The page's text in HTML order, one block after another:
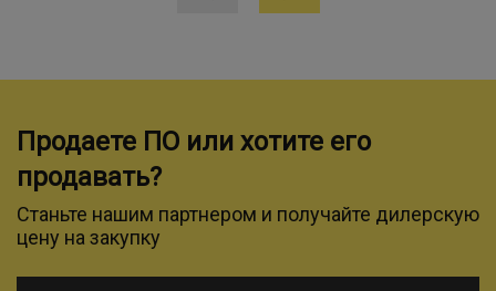
Продаете ПО или хотите его
продавать?
Станьте нашим партнером и получайте дилерскую
цену на закупку